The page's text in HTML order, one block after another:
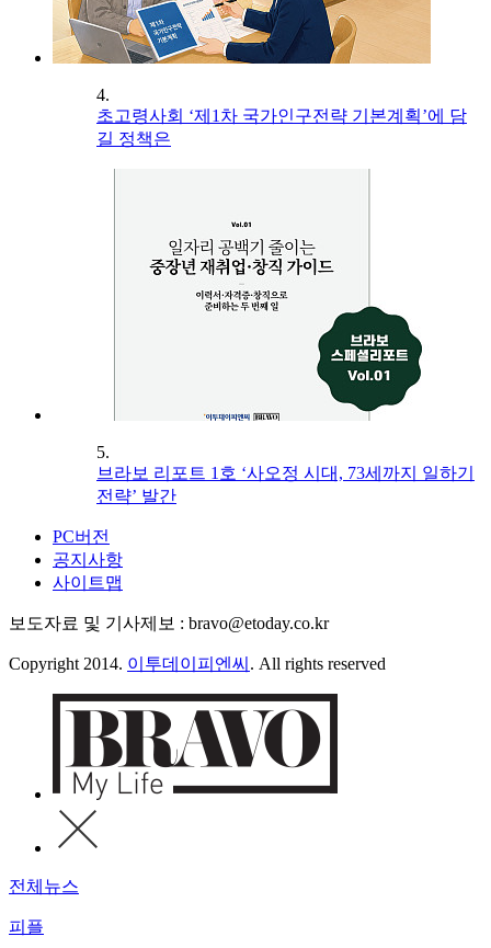
4.
초고령사회 ‘제1차 국가인구전략 기본계획’에 담
길 정책은
5.
브라보 리포트 1호 ‘사오정 시대, 73세까지 일하기
전략’ 발간
PC버전
공지사항
사이트맵
보도자료 및 기사제보 : bravo@etoday.co.kr
Copyright 2014. 이투데이피엔씨 . All rights reserved
전체뉴스
피플